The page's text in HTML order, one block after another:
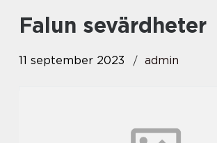
falun sevärdheter
11 september 2023 admin